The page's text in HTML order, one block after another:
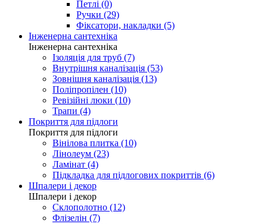
Петлі (0)
Ручки (29)
Фіксатори, накладки (5)
Інженерна сантехніка
Інженерна сантехніка
Ізоляція для труб (7)
Внутрішня каналізація (53)
Зовнішня каналізація (13)
Поліпропілен (10)
Ревізійні люки (10)
Трапи (4)
Покриття для підлоги
Покриття для підлоги
Вінілова плитка (10)
Лінолеум (23)
Ламінат (4)
Підкладка для підлогових покриттів (6)
Шпалери і декор
Шпалери і декор
Склополотно (12)
Флізелін (7)